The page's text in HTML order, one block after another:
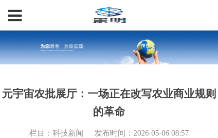
元宇宙农批展厅：一场正在改写农业商业规则
的革命
栏目：科技新闻 发布时间：2026-05-06 08:57